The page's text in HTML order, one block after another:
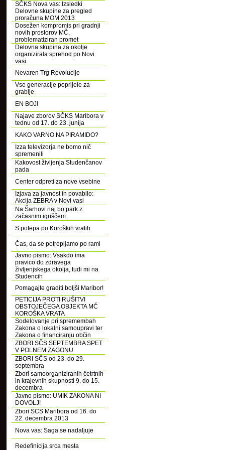
SČKS Nova vas: Izsledki
Delovne skupine za pregled
proračuna MOM 2013
Dosežen kompromis pri gradnji
novih prostorov MČ,
problematiziran promet
Delovna skupina za okolje
organizirala sprehod po Novi
vasi
Nevaren Trg Revolucije
Vse generacije poprijele za
grablje
EN BOJ!
Najave zborov SČKS Maribora v
tednu od 17. do 23. junija
KAKO VARNO NA PIRAMIDO?
Izza televizorja ne bomo nič
spremenili
Kakovost življenja Studenčanov
pada
Center odpreti za nove vsebine
Izjava za javnost in povabilo:
Akcija ZEBRA v Novi vasi
Na Šarhovi naj bo park z
začasnim igriščem
S potepa po Koroških vratih
Čas, da se potrepljamo po rami
Javno pismo: Vsakdo ima
pravico do zdravega
življenjskega okolja, tudi mi na
Studencih
Pomagajte graditi boljši Maribor!
PETICIJA PROTI RUŠITVI
OBSTOJEČEGA OBJEKTA MČ
KOROŠKA VRATA
Sodelovanje pri spremembah
Zakona o lokalni samoupravi ter
Zakona o financiranju občin
ZBORI SČS SEPTEMBRA SPET
V POLNEM ZAGONU
ZBORI SČS od 23. do 29.
septembra
Zbori samoorganiziranih četrtnih
in krajevnih skupnosti 9. do 15.
decembra
Javno pismo: UMIK ZAKONA NI
DOVOLJ!
Zbori SCS Maribora od 16. do
22. decembra 2013
Nova vas: Saga se nadaljuje
Redefinicija srca mesta